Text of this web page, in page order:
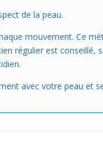
de la peau.
mouvement. Ce
régulier est conseillé,
avec votre peau et